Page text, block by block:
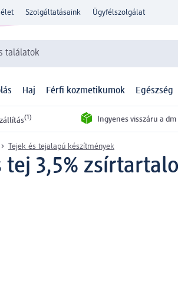
élet Szolgáltatásaink Ügyfélszolgálat
találatok
Haj Férfi kozmetikumok Egészség
(1) Ingyenes visszáru a
Tejek és tejalapú készítmények
3,5%